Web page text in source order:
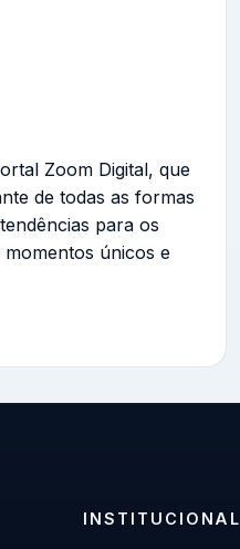
Zoom Digital, que
de todas as formas
para os
únicos e
INSTITUCIONAL